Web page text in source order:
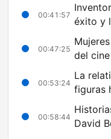
00:41:57
éxito y
00:47:25
del
00:53:24
La
figuras
00:58:44
David